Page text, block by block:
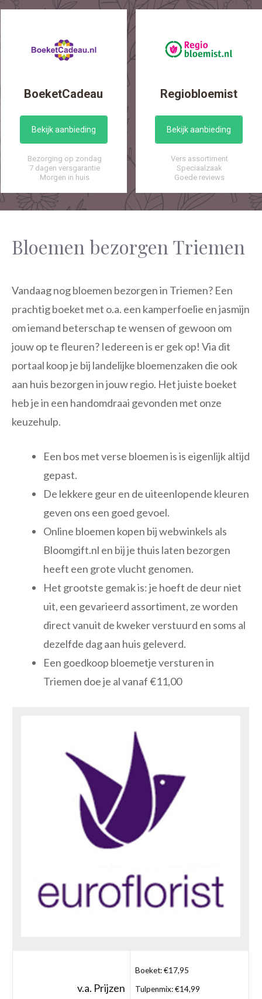
BoeketCadeau
Bekijk aanbieding
Bezorging op zondag
7 dagen versgarantie
Morgen in huis
Regiobloemist
Bekijk aanbieding
Vers assortiment
Speciaalzaak
Goede reviews
Bloemen bezorgen Triemen
Vandaag nog bloemen bezorgen in Triemen? Een
prachtig boeket met o.a. een kamperfoelie en jasmijn
om iemand beterschap te wensen of gewoon om
jouw op te fleuren? Iedereen is er gek op! Via dit
portaal koop je bij landelijke bloemenzaken die ook
aan huis bezorgen in jouw regio. Het juiste boeket
heb je in een handomdraai gevonden met onze
keuzehulp.
Een bos met verse bloemen is is eigenlijk altijd
gepast.
De lekkere geur en de uiteenlopende kleuren
geven ons een goed gevoel.
Online bloemen kopen bij webwinkels als
Bloomgift.nl en bij je thuis laten bezorgen
heeft een grote vlucht genomen.
Het grootste gemak is: je hoeft de deur niet
uit, een gevarieerd assortiment, ze worden
direct vanuit de kweker verstuurd en soms al
dezelfde dag aan huis geleverd.
Een goedkoop bloemetje versturen in
Triemen doe je al vanaf €11,00
v.a. Prijzen
Boeket: €17,95
Tulpenmix: €14,99